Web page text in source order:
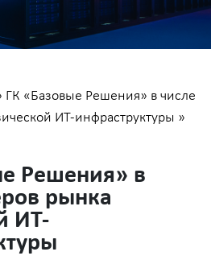
ГК «Базовые Решения» в числе
ИТ-инфраструктуры »
Решения» в
рынка
ИТ-